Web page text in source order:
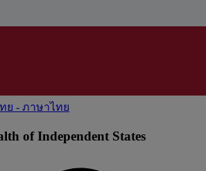
ย - ภาษาไทย
of Independent States